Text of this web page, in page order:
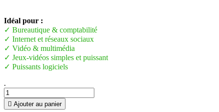
Idéal pour :
✓ Bureautique & comptabilité
✓ Internet et réseaux sociaux
✓ Vidéo & multimédia
✓ Jeux-vidéos simples et puissant
✓ Puissants logiciels
.
 Ajouter au panier